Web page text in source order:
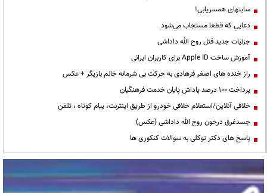
سایتهای همسریابی!
دعايي كه قطعا مستجاب مي‌شود
جزئیات جدید قتل روح الله داداشی
آموزش ساخت Apple ID برای کاربران ایرانی
راز خنده های اصغر فرهادی به حرکت بی شرمانه خانم بازیگر + عکس
پرداخت ۱۰۰ درصد پاداش پایان خدمت فرهنگیان
خلافی آنلاین/استعلام خلافی خودرو از طریق اینترنت، پیام کوتاه ، تلفن
جسدغرق درخون روح الله داداشی (عکس)
پاسخ های دکتر توکلی به سوالات کنکوری ها